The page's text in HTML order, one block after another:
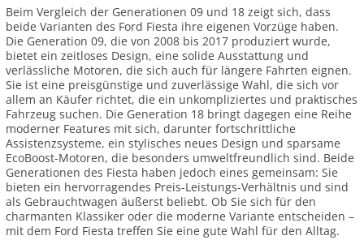
Beim Vergleich der Generationen 09 und 18 zeigt sich, dass
beide Varianten des Ford Fiesta ihre eigenen Vorzüge haben.
Die Generation 09, die von 2008 bis 2017 produziert wurde,
bietet ein zeitloses Design, eine solide Ausstattung und
verlässliche Motoren, die sich auch für längere Fahrten eignen.
Sie ist eine preisgünstige und zuverlässige Wahl, die sich vor
allem an Käufer richtet, die ein unkompliziertes und praktisches
Fahrzeug suchen. Die Generation 18 bringt dagegen eine Reihe
moderner Features mit sich, darunter fortschrittliche
Assistenzsysteme, ein stylisches neues Design und sparsame
EcoBoost-Motoren, die besonders umweltfreundlich sind. Beide
Generationen des Fiesta haben jedoch eines gemeinsam: Sie
bieten ein hervorragendes Preis-Leistungs-Verhältnis und sind
als Gebrauchtwagen äußerst beliebt. Ob Sie sich für den
charmanten Klassiker oder die moderne Variante entscheiden –
mit dem Ford Fiesta treffen Sie eine gute Wahl für den Alltag.